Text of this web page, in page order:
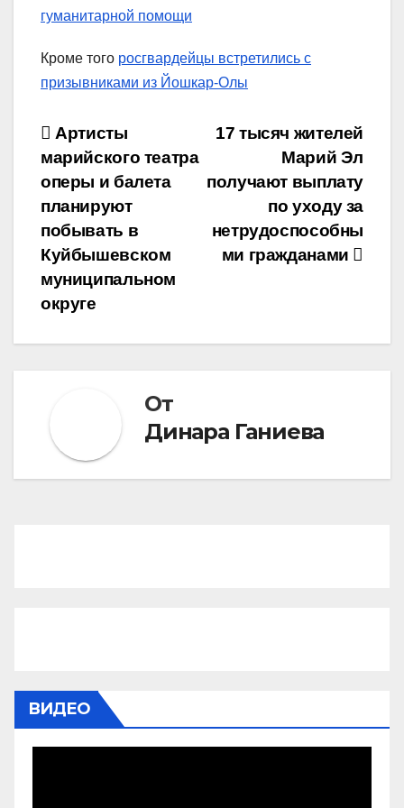
гуманитарной помощи
Кроме того росгвардейцы встретились с
призывниками из Йошкар-Олы
Навигация
по
записям
17 тысяч жителей
Марий Эл
получают выплату
по уходу за
нетрудоспособны
ми гражданами
Артисты
марийского театра
оперы и балета
планируют
побывать в
Куйбышевском
муниципальном
округе
От
Динара Ганиева
ВИДЕО